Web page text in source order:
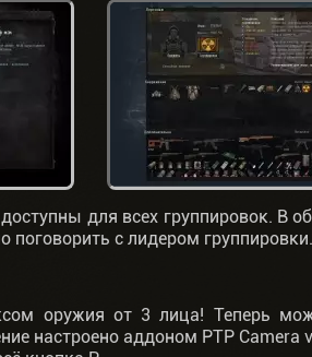
для всех группировок. В
поговорить с лидером группировки.
оружия от 3 лица! Теперь
настроено аддоном PTP Camera